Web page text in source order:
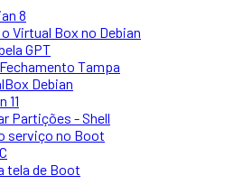
8
Virtual Box no Debian
GPT
Tampa
Debian
11
Partições - Shell
serviço no Boot
tela de Boot